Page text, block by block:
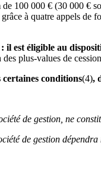
100 000 € (30 000 €
à quatre appels de
est éligible au
plus-values de
conditions(4),
de gestion, ne
de gestion